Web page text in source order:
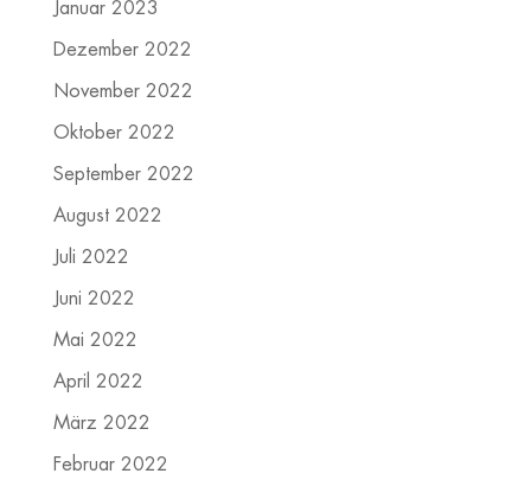
Januar 2023
Dezember 2022
November 2022
Oktober 2022
September 2022
August 2022
Juli 2022
Juni 2022
Mai 2022
April 2022
März 2022
Februar 2022